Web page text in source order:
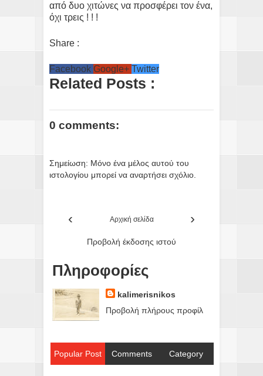
από δυο χιτώνες να προσφέρει τον ένα,
όχι τρεις ! ! !
Share :
Facebook Google+ Twitter
Related Posts :
0 comments:
Σημείωση: Μόνο ένα μέλος αυτού του
ιστολογίου μπορεί να αναρτήσει σχόλιο.
‹ ›
Αρχική σελίδα
Προβολή έκδοσης ιστού
Πληροφορίες
kalimerisnikos
Προβολή πλήρους προφίλ
Popular Post Comments Category